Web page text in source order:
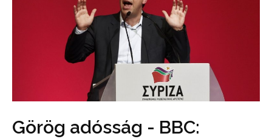
Görög adósság - BBC: